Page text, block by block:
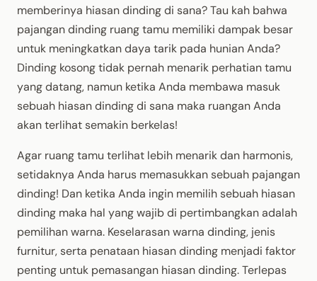
memberinya hiasan dinding di sana? Tau kah bahwa
pajangan dinding ruang tamu memiliki dampak besar
untuk meningkatkan daya tarik pada hunian Anda?
Dinding kosong tidak pernah menarik perhatian tamu
yang datang, namun ketika Anda membawa masuk
sebuah hiasan dinding di sana maka ruangan Anda
akan terlihat semakin berkelas!
Agar ruang tamu terlihat lebih menarik dan harmonis,
setidaknya Anda harus memasukkan sebuah pajangan
dinding! Dan ketika Anda ingin memilih sebuah hiasan
dinding maka hal yang wajib di pertimbangkan adalah
pemilihan warna. Keselarasan warna dinding, jenis
furnitur, serta penataan hiasan dinding menjadi faktor
penting untuk pemasangan hiasan dinding. Terlepas